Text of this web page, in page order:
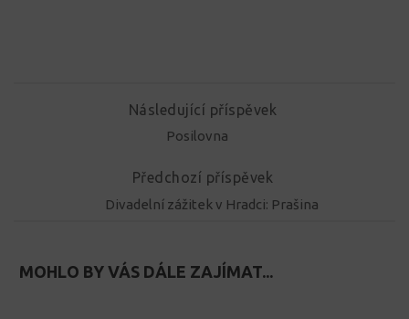
Následující příspěvek
Posilovna
Předchozí příspěvek
Divadelní zážitek v Hradci: Prašina
MOHLO BY VÁS DÁLE ZAJÍMAT...